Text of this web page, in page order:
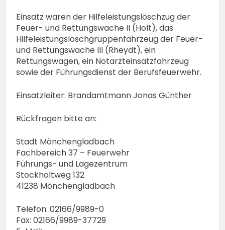
Einsatz waren der Hilfeleistungslöschzug der
Feuer- und Rettungswache II (Holt), das
Hilfeleistungslöschgruppenfahrzeug der Feuer-
und Rettungswache III (Rheydt), ein
Rettungswagen, ein Notarzteinsatzfahrzeug
sowie der Führungsdienst der Berufsfeuerwehr.
Einsatzleiter: Brandamtmann Jonas Günther
Rückfragen bitte an:
Stadt Mönchengladbach
Fachbereich 37 – Feuerwehr
Führungs- und Lagezentrum
Stockholtweg 132
41238 Mönchengladbach
Telefon: 02166/9989-0
Fax: 02166/9989-37729